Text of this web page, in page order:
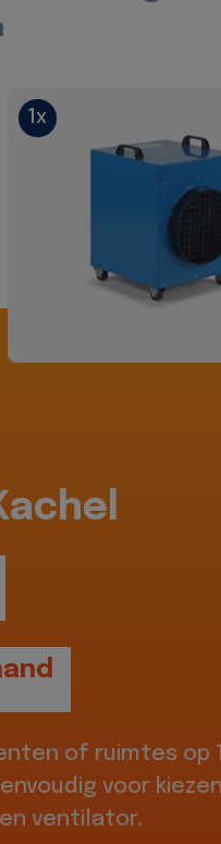
1x
of ruimtes op 1
voor kiezen
ventilator.